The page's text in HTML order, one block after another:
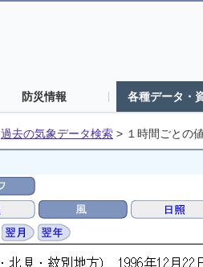
防災情報 各種データ・
過去の気象データ検索 > １時間ごとの